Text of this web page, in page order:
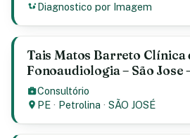
Diagnostico por Imagem
Tais Matos Barreto Clínica
Fonoaudiologia – São Jose
Consultório
PE · Petrolina ·SÃO JOSÉ